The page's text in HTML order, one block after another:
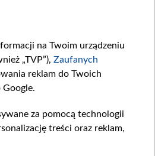
na Twoim urządzeniu
„TVP”), Zaufanych
reklam do Twoich
za pomocą technologii
treści oraz reklam,